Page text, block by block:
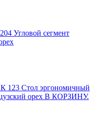
Угловой сегмент